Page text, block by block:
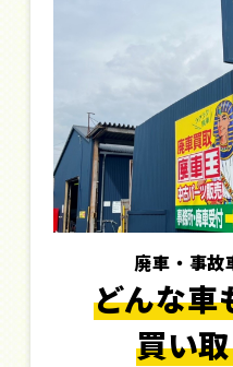
廃車・事故
どんな車
買い